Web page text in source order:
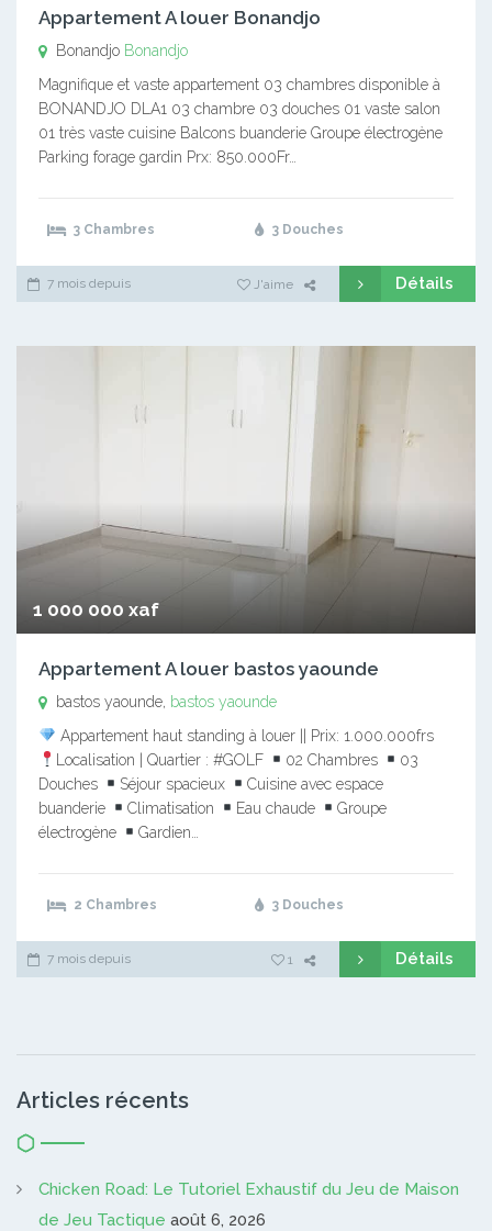
Appartement A louer Bonandjo
Bonandjo Bonandjo
Magnifique et vaste appartement 03 chambres disponible à
BONANDJO DLA1 03 chambre 03 douches 01 vaste salon
01 très vaste cuisine Balcons buanderie Groupe électrogène
Parking forage gardin Prx: 850.000Fr…
3 Chambres 3 Douches
7 mois depuis J'aime Détails
1 000 000 xaf
Appartement A louer bastos yaounde
bastos yaounde, bastos yaounde
Appartement haut standing à louer || Prix: 1.000.000frs
Localisation | Quartier : #GOLF
02 Chambres
03
Douches
Séjour spacieux
Cuisine avec espace
buanderie
Climatisation Eau chaude
Groupe
électrogène
Gardien…
2 Chambres 3 Douches
7 mois depuis 1 Détails
Articles récents
Chicken Road: Le Tutoriel Exhaustif du Jeu de Maison
de Jeu Tactique août 6, 2026